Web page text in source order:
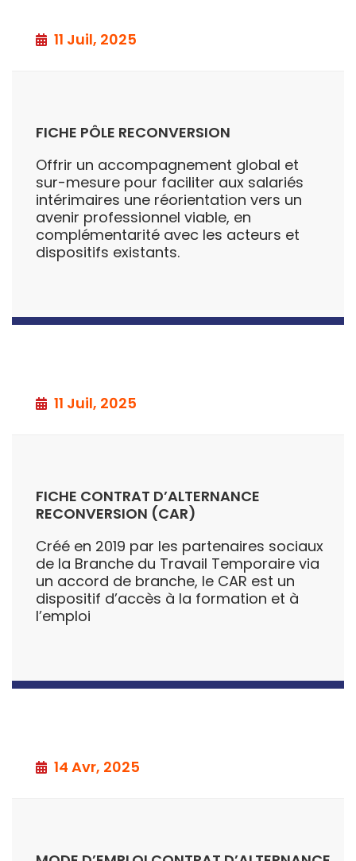
11 Juil, 2025
FICHE PÔLE RECONVERSION
Offrir un accompagnement global et
sur-mesure pour faciliter aux salariés
intérimaires une réorientation vers un
avenir professionnel viable, en
complémentarité avec les acteurs et
dispositifs existants.
11 Juil, 2025
FICHE CONTRAT D’ALTERNANCE
RECONVERSION (CAR)
Créé en 2019 par les partenaires sociaux
de la Branche du Travail Temporaire via
un accord de branche, le CAR est un
dispositif d’accès à la formation et à
l’emploi
14 Avr, 2025